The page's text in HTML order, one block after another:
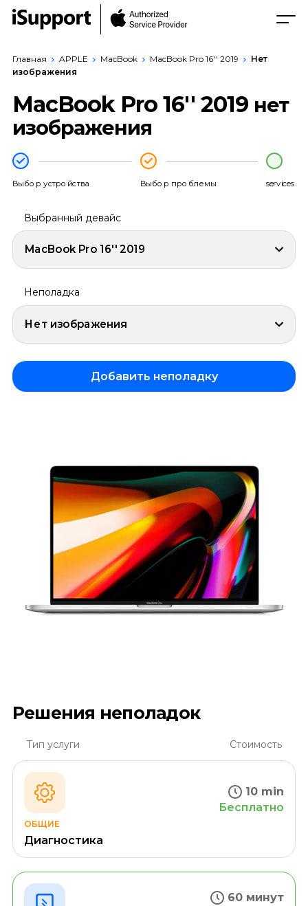
Главная APPLE MacBook MacBook Pro 16'' 2019
Нет
изображения
MacBook Pro 16'' 2019 нет
изображения
Выбор устройства Выбор проблемы services
Выбранный девайс
MacBook Pro 16'' 2019
Неполадка
Нет изображения
Добавить неполадку
Решения неполадок
Тип услуги Стоимость
ОБЩИЕ
Диагностика
10 min
Бесплатно
60 минут